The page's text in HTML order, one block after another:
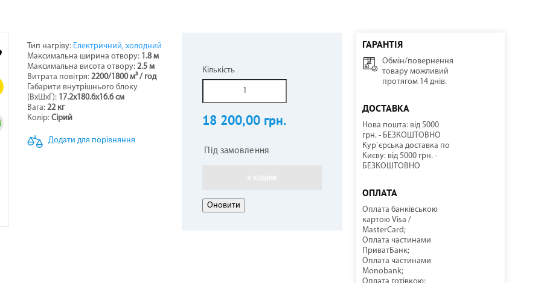
НАПОЛЬНО-СТЕЛЬОВІ КОМПРЕСОРНО-КОНДЕНСАТОРНІ БЛОКИ
ЖАРОТРУБНІ СОНЯЧНІ КОЛЕКТОРИ
ДО БОЙЛЕРІВ -
ВОДОНАГРІВАЧІВ
КУЛЕРИ ДЛЯ ВОДИ
ЗАВІСИ ТЕПЛОВІ ГАРМАТИ
Тип нагріву: Електричний, холодний
Максимальна ширина отвору: 1.8 м
Максимальна висота отвору: 2.5 м
Витрата повітря: 2200/1800м³ / год
Габарити внутрішнього блоку
(ВхШхГ): 17.2х180.6х16.6 см
Вага: 22 кг
Колір: Сірий
Додати для порівняння
Кількість
18 200,00 грн.
Під замовлення
У КОШИК
ГАРАНТІЯ
Обмін/повернення
товару можливий
протягом 14 днів.
ДОСТАВКА
Нова пошта: від 5000
грн. - БЕЗКОШТОВНО
Кур`єрська доставка по
Києву: від 5000 грн. -
БЕЗКОШТОВНО
ОПЛАТА
Оплата банківською
картою Visa /
MasterCard;
Оплата частинами
ПриватБанк;
Оплата частинами
Monobank;